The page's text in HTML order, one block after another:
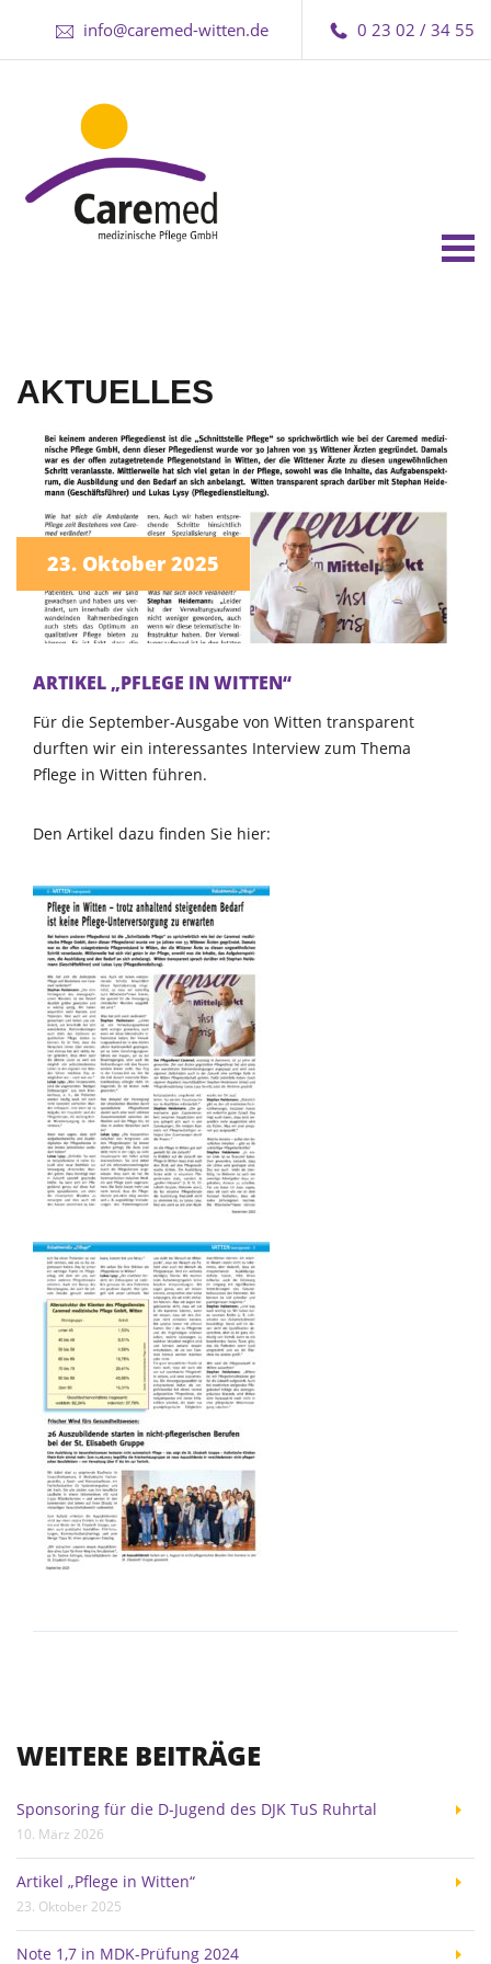
0 23 02 / 34 55
info@caremed-witten.de
AKTUELLES
23. Oktober 2025
ARTIKEL „PFLEGE IN WITTEN“
Für die September-Ausgabe von Witten transparent
durften wir ein interessantes Interview zum Thema
Pflege in Witten führen.
Den Artikel dazu finden Sie hier:
WEITERE BEITRÄGE
Sponsoring für die D-Jugend des DJK TuS Ruhrtal
10. März 2026
Artikel „Pflege in Witten“
23. Oktober 2025
Note 1,7 in MDK-Prüfung 2024